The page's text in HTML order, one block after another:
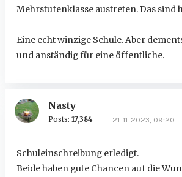
Mehrstufenklasse austreten. Das sind
Eine echt winzige Schule. Aber
und anständig für eine öffentliche.
Nasty
Posts: 17,384 21. 11. 2023, 09:20
Schuleinschreibung erledigt.
Beide haben gute Chancen auf die